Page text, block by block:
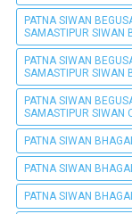
PATNA SIWAN
SAMASTIPUR SIWAN
PATNA SIWAN
SAMASTIPUR SIWAN
PATNA SIWAN
SAMASTIPUR SIWAN
PATNA SIWAN
PATNA SIWAN
PATNA SIWAN